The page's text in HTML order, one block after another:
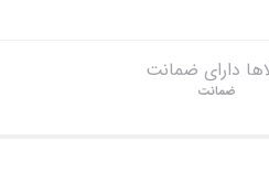
دارای ضمانت
ضمانت